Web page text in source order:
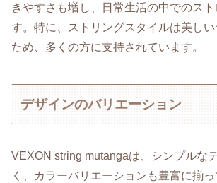
きやすさも増し、日常生活の中でのスト
す。特に、ストリングスタイルは美し
ため、多くの方に支持されています。
デザインのバリエーション
VEXON string mutangaは、シンプルな
く、カラーバリエーションも豊富に揃